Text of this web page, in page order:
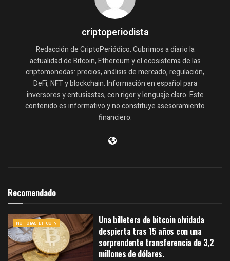
criptoperiodista
Redacción de CriptoPeriódico. Cubrimos a diario la
actualidad de Bitcoin, Ethereum y el ecosistema de las
criptomonedas: precios, análisis de mercado, regulación,
DeFi, NFT y blockchain. Información en español para
inversores y entusiastas, con rigor y lenguaje claro. Este
contenido es informativo y no constituye asesoramiento
financiero.
Recomendado
NOTICIAS BITCOIN
Una billetera de bitcoin olvidada
despierta tras 15 años con una
sorprendente transferencia de 3,2
millones de dólares.